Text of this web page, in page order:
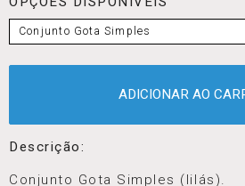
Conjunto Gota Simples
ADICIONAR AO
Descrição:
Conjunto Gota Simples (lilás).